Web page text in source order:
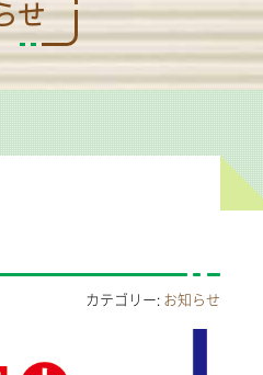
せ
カテゴリー: お知らせ